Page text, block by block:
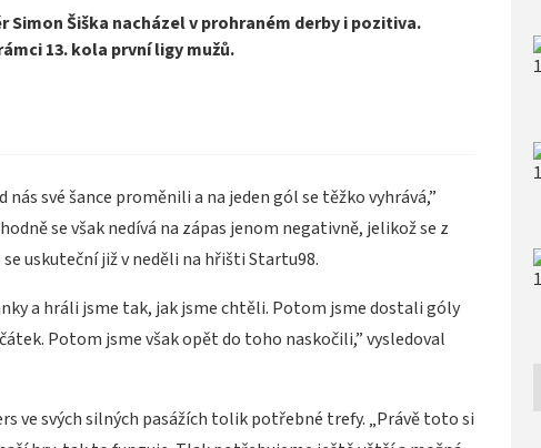
Šiška nacházel v prohraném derby i pozitiva.
13. kola první ligy mužů.
své šance proměnili a na jeden gól se těžko vyhrává,”
se však nedívá na zápas jenom negativně, jelikož se z
uskuteční již v neděli na hřišti Startu98.
a hráli jsme tak, jak jsme chtěli. Potom jsme dostali góly
Potom jsme však opět do toho naskočili,” vysledoval
ve svých silných pasážích tolik potřebné trefy. „Právě toto si